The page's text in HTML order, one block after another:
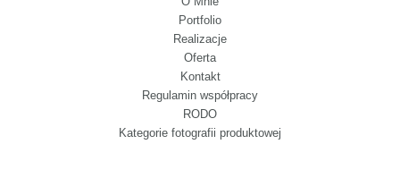
Portfolio
Realizacje
Oferta
Kontakt
Regulamin współpracy
RODO
Kategorie fotografii produktowej